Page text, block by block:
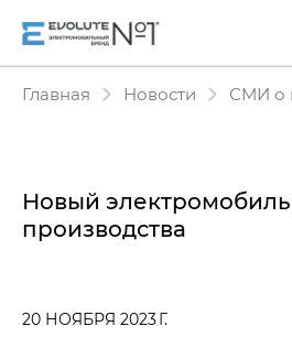
Главная Новости СМИ о
Новый
производства
20 НОЯБРЯ 2023 Г.